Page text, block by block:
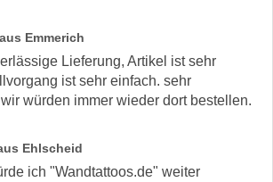
Emmerich
Lieferung, Artikel ist sehr
ist sehr einfach. sehr
würden immer wieder dort bestellen.
Ehlscheid
ich "Wandtattoos.de" weiter